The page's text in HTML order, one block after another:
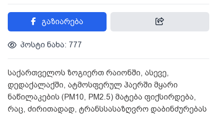
გაზიარება
პოსტი ნახა: 777
საქართველოს ზოგიერთ რაიონში, ასევე,
დედაქალაქში, ატმოსფერულ ჰაერში მყარი
ნაწილაკების (PM10, PM2.5) მატება ფიქსირდება,
რაც, ძირითადად, ტრანსსასაზღვრო დაბინძურებას